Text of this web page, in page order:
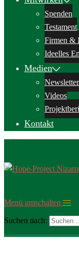
Spenden
Testament
Firmen &
Ideelles
Medien
Videos
Kontakt
Menü umschalten
Suchen nach: